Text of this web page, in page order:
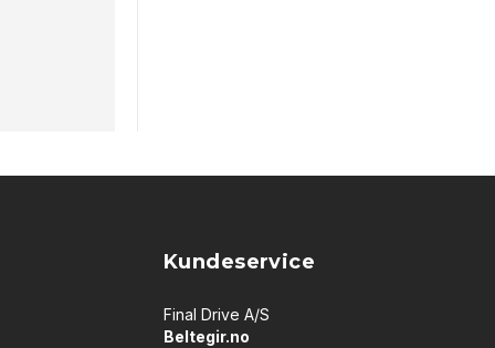
Kundeservice
Final Drive A/S
Beltegir.no